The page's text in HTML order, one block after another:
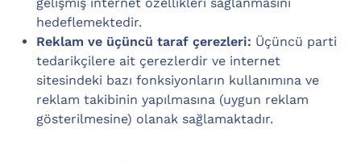
hedeflemektedir.
Reklam ve üçüncü taraf çerezleri: Üçüncü parti
tedarikçilere ait çerezlerdir ve internet
sitesindeki bazı fonksiyonların kullanımına ve
reklam takibinin yapılmasına (uygun reklam
gösterilmesine) olanak sağlamaktadır.